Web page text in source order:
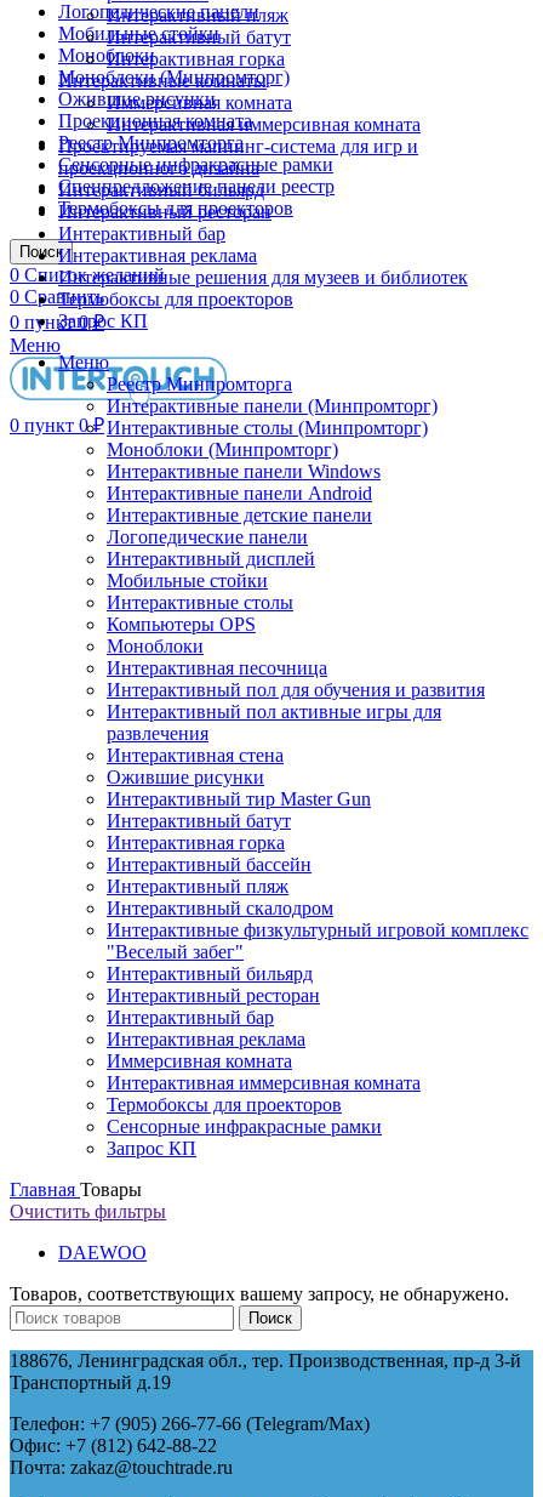
Логопедические панели
Мобильные стойки
Моноблоки
Моноблоки (Минпромторг)
Ожившие рисунки
Проекционная комната
Реестр Минпромторга
Сенсорные инфракрасные рамки
Спецпредложение панели реестр
Термобоксы для проекторов
Поиск
0 Список желаний
0 Сравнить
0 пункт 0₽
Меню
0 пункт 0₽
Интерактивный пляж
Интерактивный батут
Интерактивная горка
Интерактивные комнаты
Иммерсивная комната
Интерактивная иммерсивная комната
Проектируемая маппинг-система для игр и
проекционного дизайна
Интерактивный бильярд
Интерактивный ресторан
Интерактивный бар
Интерактивная реклама
Интерактивные решения для музеев и библиотек
Термобоксы для проекторов
Запрос КП
Меню
Реестр Минпромторга
Интерактивные панели (Минпромторг)
Интерактивные столы (Минпромторг)
Моноблоки (Минпромторг)
Интерактивные панели Windows
Интерактивные панели Android
Интерактивные детские панели
Логопедические панели
Интерактивный дисплей
Мобильные стойки
Интерактивные столы
Компьютеры OPS
Моноблоки
Интерактивная песочница
Интерактивный пол для обучения и развития
Интерактивный пол активные игры для
развлечения
Интерактивная стена
Ожившие рисунки
Интерактивный тир Master Gun
Интерактивный батут
Интерактивная горка
Интерактивный бассейн
Интерактивный пляж
Интерактивный скалодром
Интерактивные физкультурный игровой комплекс
"Веселый забег"
Интерактивный бильярд
Интерактивный ресторан
Интерактивный бар
Интерактивная реклама
Иммерсивная комната
Интерактивная иммерсивная комната
Термобоксы для проекторов
Сенсорные инфракрасные рамки
Запрос КП
Главная Товары
Очистить фильтры
DAEWOO
Товаров, соответствующих вашему запросу, не обнаружено.
Поиск
188676, Ленинградская обл., тер. Производственная, пр-д 3-й
Транспортный д.19
Телефон: +7 (905) 266-77-66 (Telegram/Maх)
Офис: +7 (812) 642-88-22
Почта: zakaz@touchtrade.ru